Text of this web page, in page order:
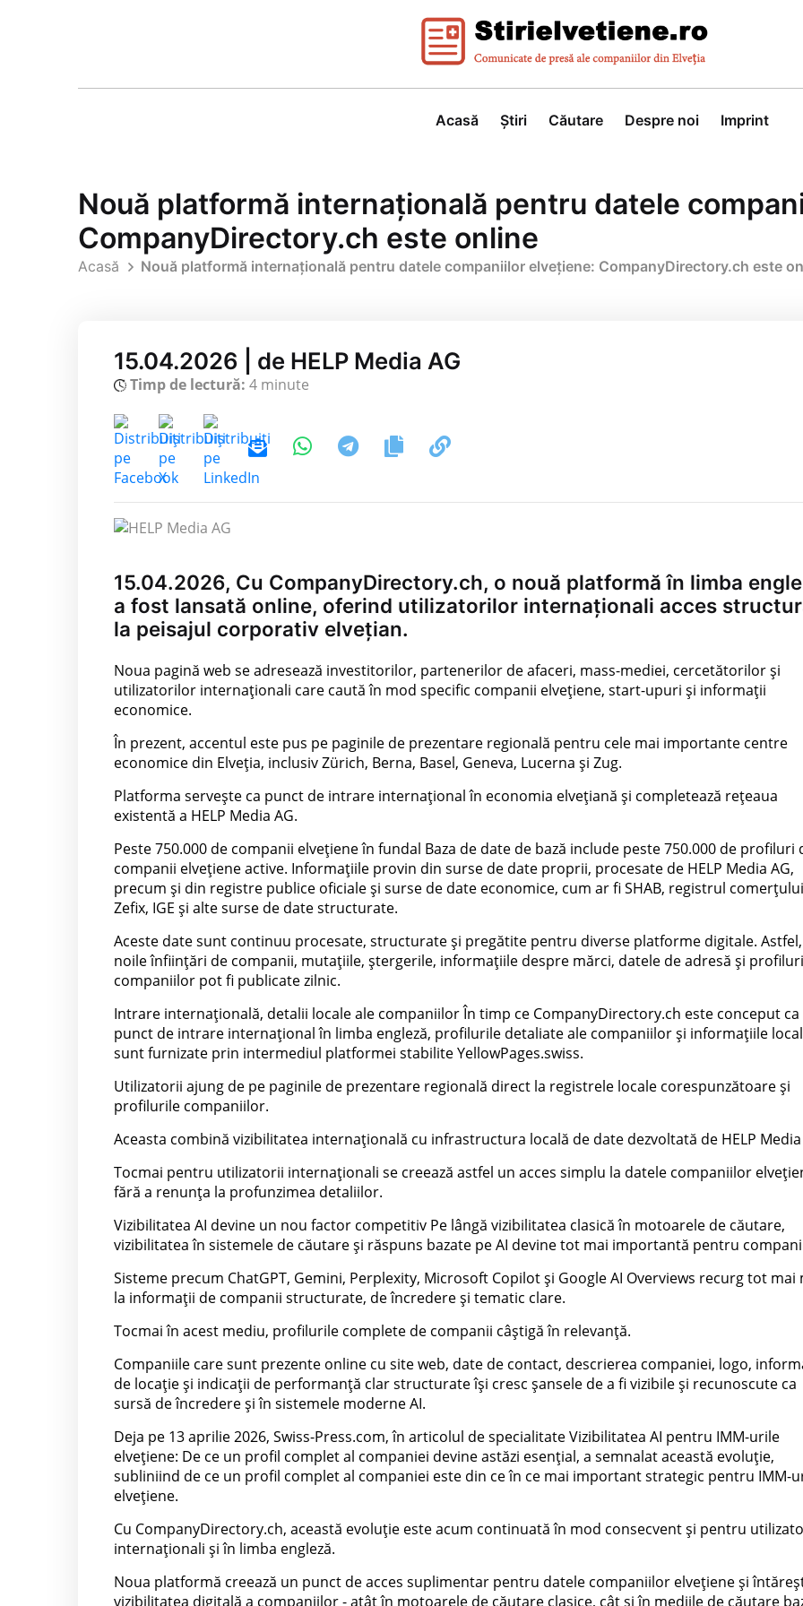
Acasă Știri Căutare Despre noi Imprint
Nouă platformă internațională pentru datele
CompanyDirectory.ch este online
Acasă Nouă platformă internațională pentru datele companiilor elvețiene: CompanyDirectory.ch este
15.04.2026 | de HELP Media AG
Timp de lectură: 4 minute
15.04.2026, Cu CompanyDirectory.ch, o nouă platformă în limba
a fost lansată online, oferind utilizatorilor internaționali acces
la peisajul corporativ elvețian.
Noua pagină web se adresează investitorilor, partenerilor de afaceri, mass-mediei, cercetătorilor și
utilizatorilor internaționali care caută în mod specific companii elvețiene, start-upuri și informații
economice.
În prezent, accentul este pus pe paginile de prezentare regională pentru cele mai importante centre
economice din Elveția, inclusiv Zürich, Berna, Basel, Geneva, Lucerna și Zug.
Platforma servește ca punct de intrare internațional în economia elvețiană și completează rețeaua
existentă a HELP Media AG.
Peste 750.000 de companii elvețiene în fundal Baza de date de bază include peste 750.000 de profiluri
companii elvețiene active. Informațiile provin din surse de date proprii, procesate de HELP Media AG,
precum și din registre publice oficiale și surse de date economice, cum ar fi SHAB, registrul
Zefix, IGE și alte surse de date structurate.
Aceste date sunt continuu procesate, structurate și pregătite pentru diverse platforme digitale. Astfel,
noile înființări de companii, mutațiile, ștergerile, informațiile despre mărci, datele de adresă și
companiilor pot fi publicate zilnic.
Intrare internațională, detalii locale ale companiilor În timp ce CompanyDirectory.ch este conceput ca
punct de intrare internațional în limba engleză, profilurile detaliate ale companiilor și informațiile
sunt furnizate prin intermediul platformei stabilite YellowPages.swiss.
Utilizatorii ajung de pe paginile de prezentare regională direct la registrele locale corespunzătoare și
profilurile companiilor.
Aceasta combină vizibilitatea internațională cu infrastructura locală de date dezvoltată de HELP Media
Tocmai pentru utilizatorii internaționali se creează astfel un acces simplu la datele companiilor
fără a renunța la profunzimea detaliilor.
Vizibilitatea AI devine un nou factor competitiv Pe lângă vizibilitatea clasică în motoarele de căutare,
vizibilitatea în sistemele de căutare și răspuns bazate pe AI devine tot mai importantă pentru
Sisteme precum ChatGPT, Gemini, Perplexity, Microsoft Copilot și Google AI Overviews recurg tot mai
la informații de companii structurate, de încredere și tematic clare.
Tocmai în acest mediu, profilurile complete de companii câștigă în relevanță.
Companiile care sunt prezente online cu site web, date de contact, descrierea companiei, logo,
de locație și indicații de performanță clar structurate își cresc șansele de a fi vizibile și recunoscute ca
sursă de încredere și în sistemele moderne AI.
Deja pe 13 aprilie 2026, Swiss-Press.com, în articolul de specialitate Vizibilitatea AI pentru IMM-urile
elvețiene: De ce un profil complet al companiei devine astăzi esențial, a semnalat această evoluție,
subliniind de ce un profil complet al companiei este din ce în ce mai important strategic pentru IMM-
elvețiene.
Cu CompanyDirectory.ch, această evoluție este acum continuată în mod consecvent și pentru
internaționali și în limba engleză.
Noua platformă creează un punct de acces suplimentar pentru datele companiilor elvețiene și
vizibilitatea digitală a companiilor - atât în motoarele de căutare clasice, cât și în mediile de căutare